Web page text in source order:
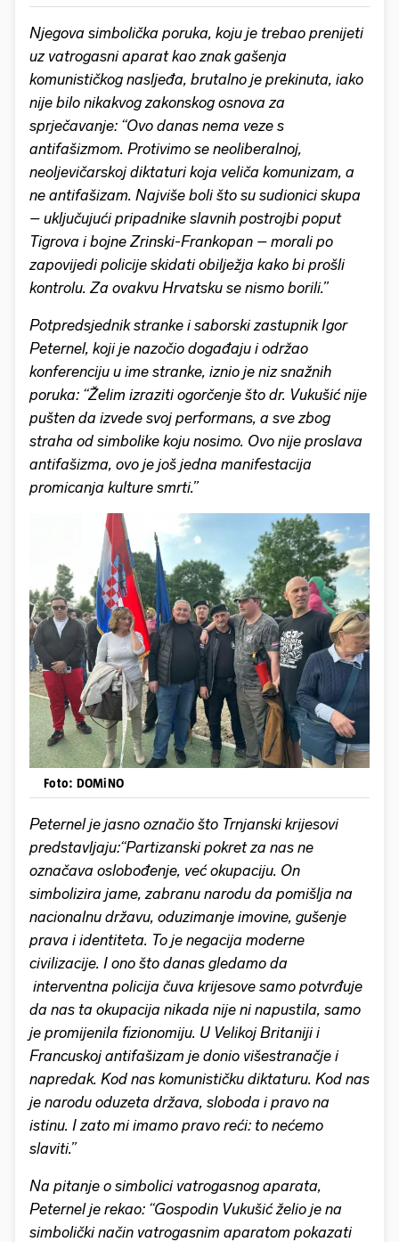
Njegova simbolička poruka, koju je trebao prenijeti
uz vatrogasni aparat kao znak gašenja
komunističkog nasljeđa, brutalno je prekinuta, iako
nije bilo nikakvog zakonskog osnova za
sprječavanje: “Ovo danas nema veze s
antifašizmom. Protivimo se neoliberalnoj,
neoljevičarskoj diktaturi koja veliča komunizam, a
ne antifašizam. Najviše boli što su sudionici skupa
– uključujući pripadnike slavnih postrojbi poput
Tigrova i bojne Zrinski-Frankopan – morali po
zapovijedi policije skidati obilježja kako bi prošli
kontrolu. Za ovakvu Hrvatsku se nismo borili.”
Potpredsjednik stranke i saborski zastupnik Igor
Peternel, koji je nazočio događaju i održao
konferenciju u ime stranke, iznio je niz snažnih
poruka: “Želim izraziti ogorčenje što dr. Vukušić nije
pušten da izvede svoj performans, a sve zbog
straha od simbolike koju nosimo. Ovo nije proslava
antifašizma, ovo je još jedna manifestacija
promicanja kulture smrti.”
Foto: DOMiNO
Peternel je jasno označio što Trnjanski krijesovi
predstavljaju:“Partizanski pokret za nas ne
označava oslobođenje, već okupaciju. On
simbolizira jame, zabranu narodu da pomišlja na
nacionalnu državu, oduzimanje imovine, gušenje
prava i identiteta. To je negacija moderne
civilizacije. I ono što danas gledamo da
interventna policija čuva krijesove samo potvrđuje
da nas ta okupacija nikada nije ni napustila, samo
je promijenila fizionomiju. U Velikoj Britaniji i
Francuskoj antifašizam je donio višestranačje i
napredak. Kod nas komunističku diktaturu. Kod nas
je narodu oduzeta država, sloboda i pravo na
istinu. I zato mi imamo pravo reći: to nećemo
slaviti.”
Na pitanje o simbolici vatrogasnog aparata,
Peternel je rekao: “Gospodin Vukušić želio je na
simbolički način vatrogasnim aparatom pokazati